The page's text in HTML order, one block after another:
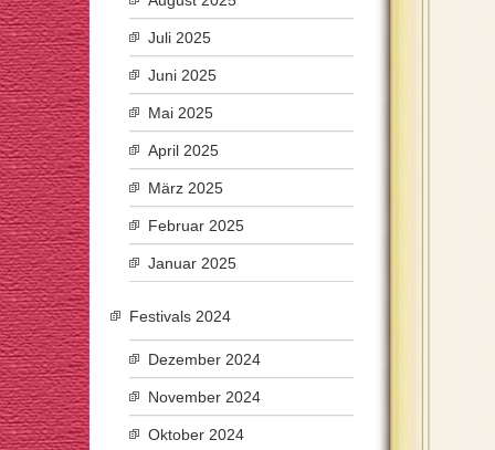
Juli 2025
Juni 2025
Mai 2025
April 2025
März 2025
Februar 2025
Januar 2025
Festivals 2024
Dezember 2024
November 2024
Oktober 2024